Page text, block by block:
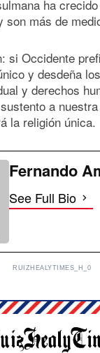
ha
son más de
si Occidente
y desdeña
y derechos
a
la religión única.
Fernando
See Full Bio
RUIZHEALYTIMES_H_0